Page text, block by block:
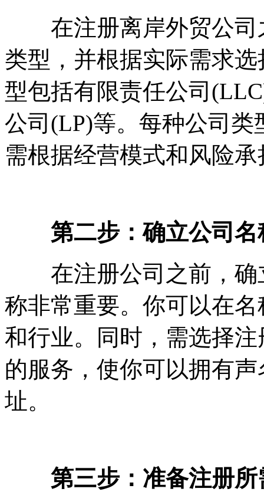
在注册离岸外贸公司
类型，并根据实际需求
型包括有限责任公司
公司(LP)等。每种公司
需根据经营模式和风险
第二步：确立公司名
在注册公司之前，确
称非常重要。你可以在
和行业。同时，需选择
的服务，使你可以拥有
址。
第三步：准备注册所